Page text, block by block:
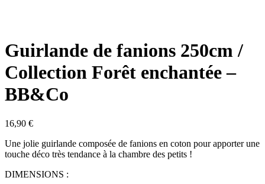
Guirlande de fanions 250cm /
Collection Forêt enchantée –
BB&Co
16,90 €
Une jolie guirlande composée de fanions en coton pour apporter une
touche déco très tendance à la chambre des petits !
DIMENSIONS :